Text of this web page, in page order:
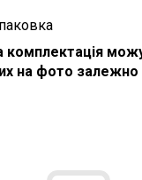
комплектація
на фото залежно